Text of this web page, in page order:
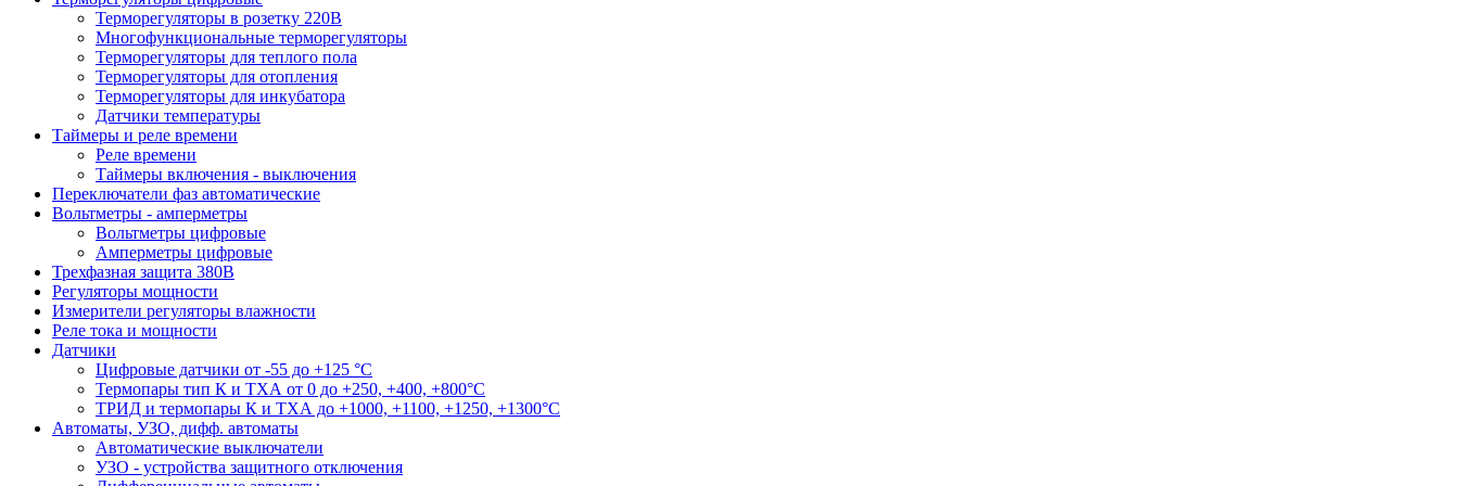
Терморегуляторы в розетку 220В
Многофункциональные терморегуляторы
Терморегуляторы для теплого пола
Терморегуляторы для отопления
Терморегуляторы для инкубатора
Датчики температуры
Таймеры и реле времени
Реле времени
Таймеры включения - выключения
Переключатели фаз автоматические
Вольтметры - амперметры
Вольтметры цифровые
Амперметры цифровые
Трехфазная защита 380В
Регуляторы мощности
Измерители регуляторы влажности
Реле тока и мощности
Датчики
Цифровые датчики от -55 до +125 °С
Термопары тип К и ТХА от 0 до +250, +400, +800°C
ТРИД и термопары К и ТХА до +1000, +1100, +1250, +1300°C
Автоматы, УЗО, дифф. автоматы
Автоматические выключатели
УЗО - устройства защитного отключения